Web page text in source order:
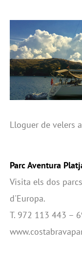
Lloguer de velers
Parc Aventura
Visita els dos
d'Europa.
T. 972 113 443 –